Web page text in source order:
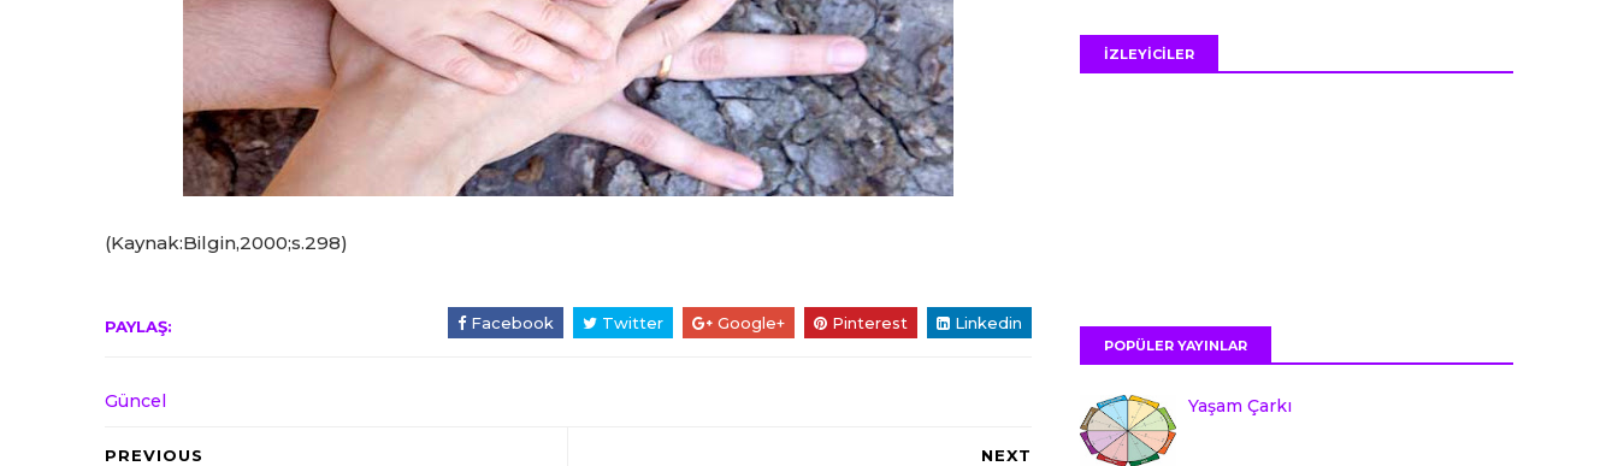
(Kaynak:Bilgin,2000;s.298)
PAYLAŞ: Facebook Twitter Google+ Pinterest Linkedin
Güncel
NEXT
PREVIOUS
İZLEYİCİLER
POPÜLER YAYINLAR
Yaşam Çarkı